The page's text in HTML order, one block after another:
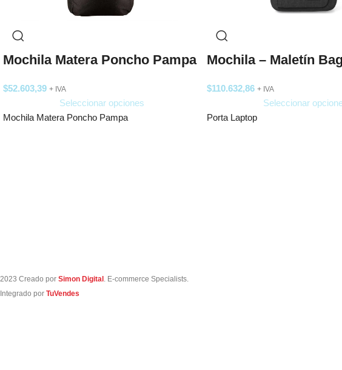
Mochila Matera Poncho Pampa
$52.603,39 + IVA
Seleccionar opciones
Mochila Matera Poncho Pampa
Mochila – Maletín
$110.632,86 + IVA
Seleccionar
Porta Laptop
2023 Creado por Simon Digital . E-commerce Specialists.
Integrado por TuVendes